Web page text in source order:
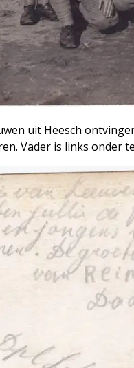
uit Heesch
Vader is links onder